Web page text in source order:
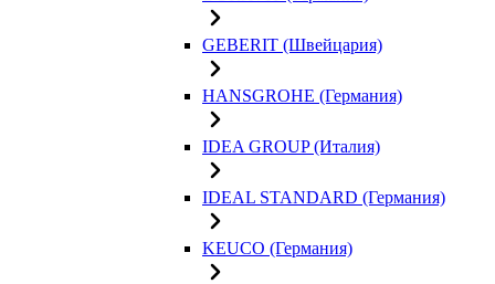
GEBERIT (Швейцария)
HANSGROHE (Германия)
IDEA GROUP (Италия)
IDEAL STANDARD (Германия)
KEUCO (Германия)